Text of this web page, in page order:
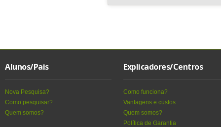
Alunos/Pais
Nova Pesquisa?
Como pesquisar?
Quem somos?
Explicadores/Centros
Como funciona?
Vantagens e custos
Quem somos?
Política de Garantia